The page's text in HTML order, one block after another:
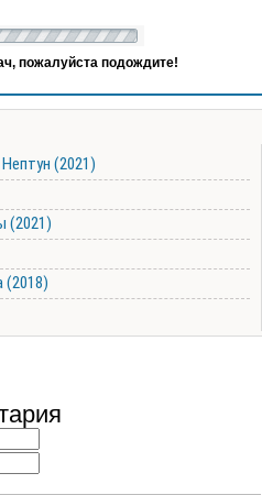
пожалуйста подождите!
(2021)
(2021)
(2018)